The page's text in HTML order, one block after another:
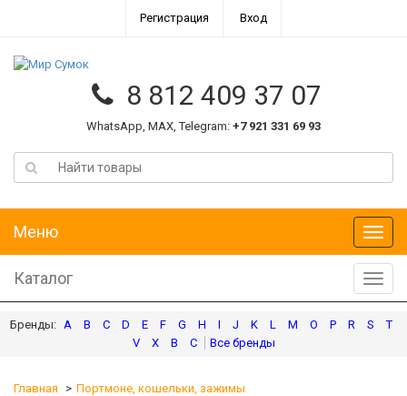
Регистрация Вход
8 812 409 37 07
WhatsApp, MAX, Telegram: +7 921 331 69 93
Меню
Меню
Каталог
A B C D E F G H I J K L M O P R S
T
V
X В С
Главная
Портмоне, кошельки, зажимы